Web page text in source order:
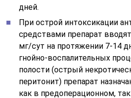
дней.
При острой интоксикации
средствами препарат
мг/сут на протяжении 7-14
гнойно-воспалительных
полости (острый
перитонит) препарат
как в предоперационном,